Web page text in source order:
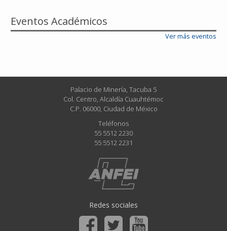
Eventos Académicos
Ver más eventos
Palacio de Minería, Tacuba 5
Col. Centro, Alcaldía Cuauhtémoc
C.P. 06000, Ciudad de México
Teléfonos
55 5512 2230
55 5512 2231
Redes sociales